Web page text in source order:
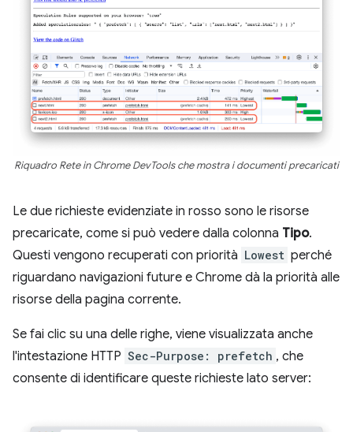
Riquadro Rete in Chrome DevTools che mostra i documenti precaricati
Le due richieste evidenziate in rosso sono le risorse
precaricate, come si può vedere dalla colonna Tipo.
Questi vengono recuperati con priorità Lowest perché
riguardano navigazioni future e Chrome dà la priorità alle
risorse della pagina corrente.
Se fai clic su una delle righe, viene visualizzata anche
l'intestazione HTTP Sec-Purpose: prefetch , che
consente di identificare queste richieste lato server: